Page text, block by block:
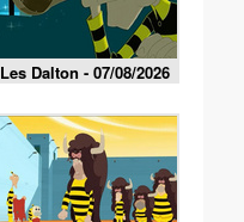
Les Dalton - 07/08/2026